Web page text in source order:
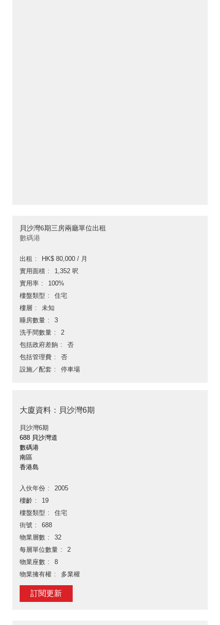
貝沙灣6期三房兩廳單位出租
數碼港
出租
HK$ 80,000 / 月
實用面積
1,352 呎
實用率
100%
樓盤類型
住宅
樓層
未知
睡房數量
3
洗手間數量
2
包括政府差餉
否
包括管理費
否
設施／配套
停車場
大廈資料：貝沙灣6期
貝沙灣6期
688 貝沙灣道
數碼港
南區
香港島
入伙年份
2005
樓齡
19
樓盤類型
住宅
街號
688
物業層數
32
每層單位數量
2
物業座數
8
物業擁有權
多業權
訂閱更新